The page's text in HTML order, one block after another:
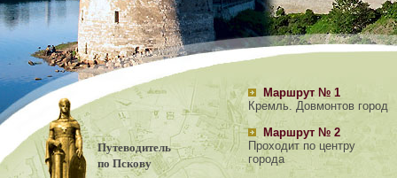
Путеводитель
по Пскову
Маршрут № 1
Кремль. Довмонтов город
Маршрут № 2
Проходит по центру
города